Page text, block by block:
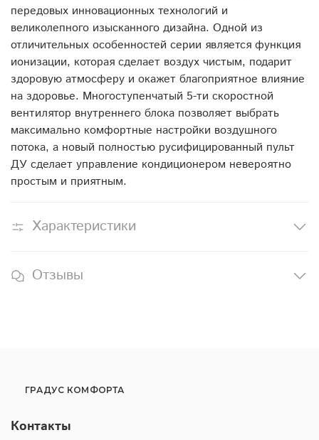
передовых инновационных технологий и
великолепного изысканного дизайна. Одной из
отличительных особенностей серии является функция
ионизации, которая сделает воздух чистым, подарит
здоровую атмосферу и окажет благоприятное влияние
на здоровье. Многоступенчатый 5-ти скоростной
вентилятор внутреннего блока позволяет выбрать
максимально комфортные настройки воздушного
потока, а новый полностью русифицированный пульт
ДУ сделает управление кондиционером невероятно
простым и приятным.
Характеристики
Отзывы
ГРАДУС КОМФОРТА
Контакты